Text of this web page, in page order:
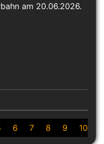
am 20.06.2026.
6 7 8 9 10